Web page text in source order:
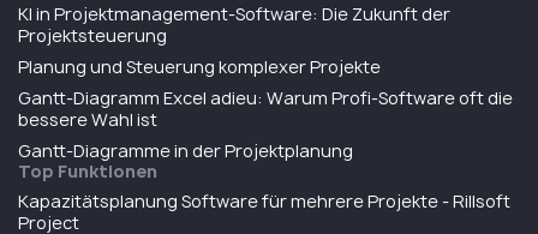
KI in Projektmanagement-Software: Die Zukunft der
Projektsteuerung
Planung und Steuerung komplexer Projekte
Gantt-Diagramm Excel adieu: Warum Profi-Software oft die
bessere Wahl ist
Gantt-Diagramme in der Projektplanung
Top Funktionen
Kapazitätsplanung Software für mehrere Projekte - Rillsoft
Project